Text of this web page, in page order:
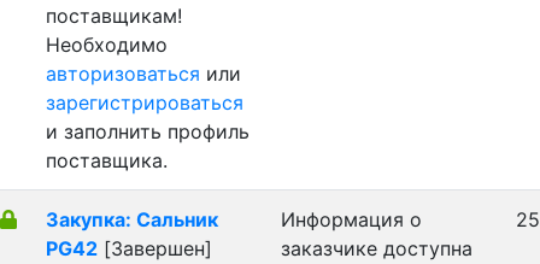
поставщикам!
Необходимо
авторизоваться или
зарегистрироваться
и заполнить профиль
поставщика.
Закупка: Сальник
PG42 [Завершен]
Информация о
заказчике доступна